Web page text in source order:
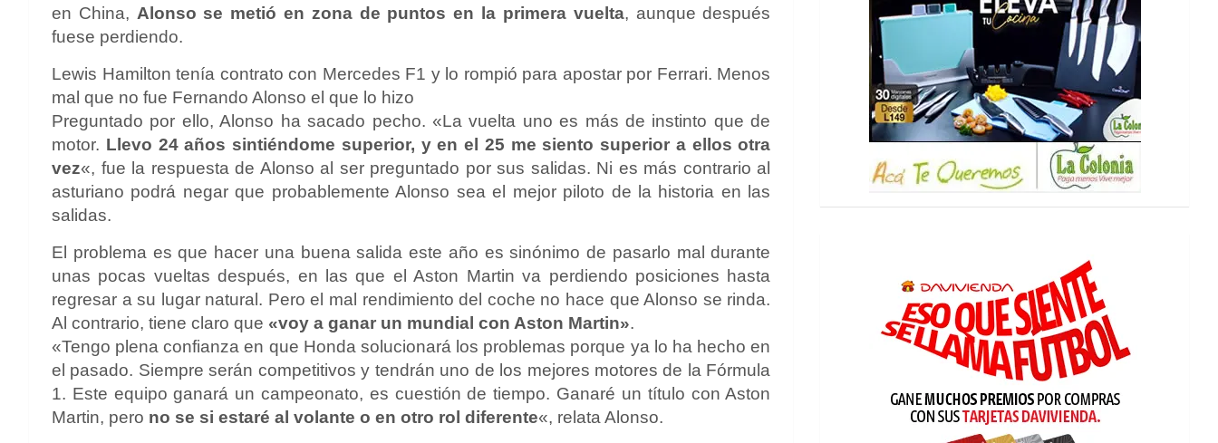
en China, Alonso se metió en zona de puntos en la primera vuelta, aunque después
fuese perdiendo.
Lewis Hamilton tenía contrato con Mercedes F1 y lo rompió para apostar por Ferrari. Menos
mal que no fue Fernando Alonso el que lo hizo
Preguntado por ello, Alonso ha sacado pecho. «La vuelta uno es más de instinto que de
motor. Llevo 24 años sintiéndome superior, y en el 25 me siento superior a ellos otra
vez«, fue la respuesta de Alonso al ser preguntado por sus salidas. Ni es más contrario al
asturiano podrá negar que probablemente Alonso sea el mejor piloto de la historia en las
salidas.
El problema es que hacer una buena salida este año es sinónimo de pasarlo mal durante
unas pocas vueltas después, en las que el Aston Martin va perdiendo posiciones hasta
regresar a su lugar natural. Pero el mal rendimiento del coche no hace que Alonso se rinda.
Al contrario, tiene claro que «voy a ganar un mundial con Aston Martin».
«Tengo plena confianza en que Honda solucionará los problemas porque ya lo ha hecho en
el pasado. Siempre serán competitivos y tendrán uno de los mejores motores de la Fórmula
1. Este equipo ganará un campeonato, es cuestión de tiempo. Ganaré un título con Aston
Martin, pero no se si estaré al volante o en otro rol diferente«, relata Alonso.